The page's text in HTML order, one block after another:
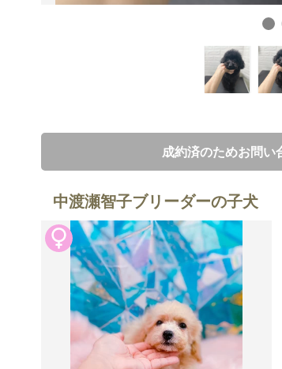
成約済のためお問い
中渡瀬智子ブリーダーの子犬